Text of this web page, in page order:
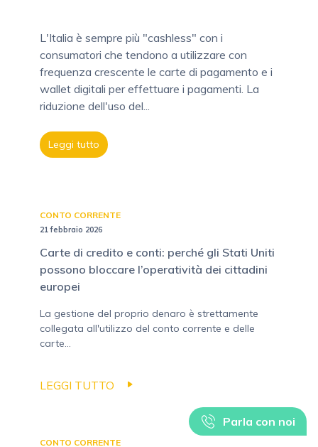
L'Italia è sempre più "cashless" con i
consumatori che tendono a utilizzare con
frequenza crescente le carte di pagamento e i
wallet digitali per effettuare i pagamenti. La
riduzione dell'uso del...
Leggi tutto
CONTO CORRENTE
21 febbraio 2026
Carte di credito e conti: perché gli Stati Uniti
possono bloccare l’operatività dei cittadini
europei
La gestione del proprio denaro è strettamente
collegata all'utilizzo del conto corrente e delle
carte...
LEGGI TUTTO
CONTO CORRENTE
Parla con noi